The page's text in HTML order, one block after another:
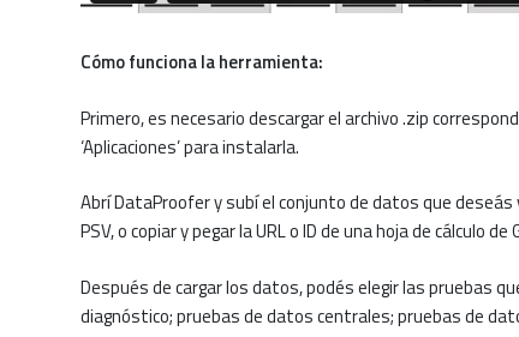
Cómo funciona la herramienta:
Primero, es necesario descargar el archivo .zip
‘Aplicaciones’ para instalarla.
Abrí DataProofer y subí el conjunto de datos que deseás
PSV, o copiar y pegar la URL o ID de una hoja de cálculo de
Después de cargar los datos, podés elegir las pruebas
diagnóstico;pruebas de datos centrales;pruebas de